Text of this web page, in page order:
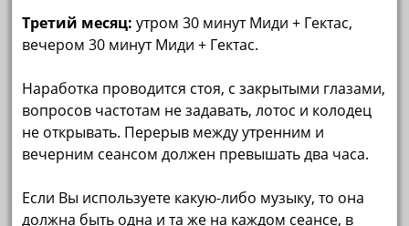
Третий месяц: утром 30 минут Миди + Гектас,
вечером 30 минут Миди + Гектас.
Наработка проводится стоя, с закрытыми глазами,
вопросов частотам не задавать, лотос и колодец
не открывать. Перерыв между утренним и
вечерним сеансом должен превышать два часа.
Если Вы используете какую-либо музыку, то она
должна быть одна и та же на каждом сеансе, в